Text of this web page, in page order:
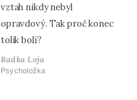
vztah nikdy nebyl
opravdový. Tak proč konec
tolik bolí?
Radka Loja
Psycholožka